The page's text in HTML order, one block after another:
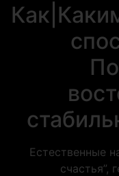
Естественные
счастья”,